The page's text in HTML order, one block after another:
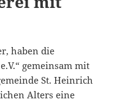
haben die
gemeinsam mit
St. Heinrich
Alters eine